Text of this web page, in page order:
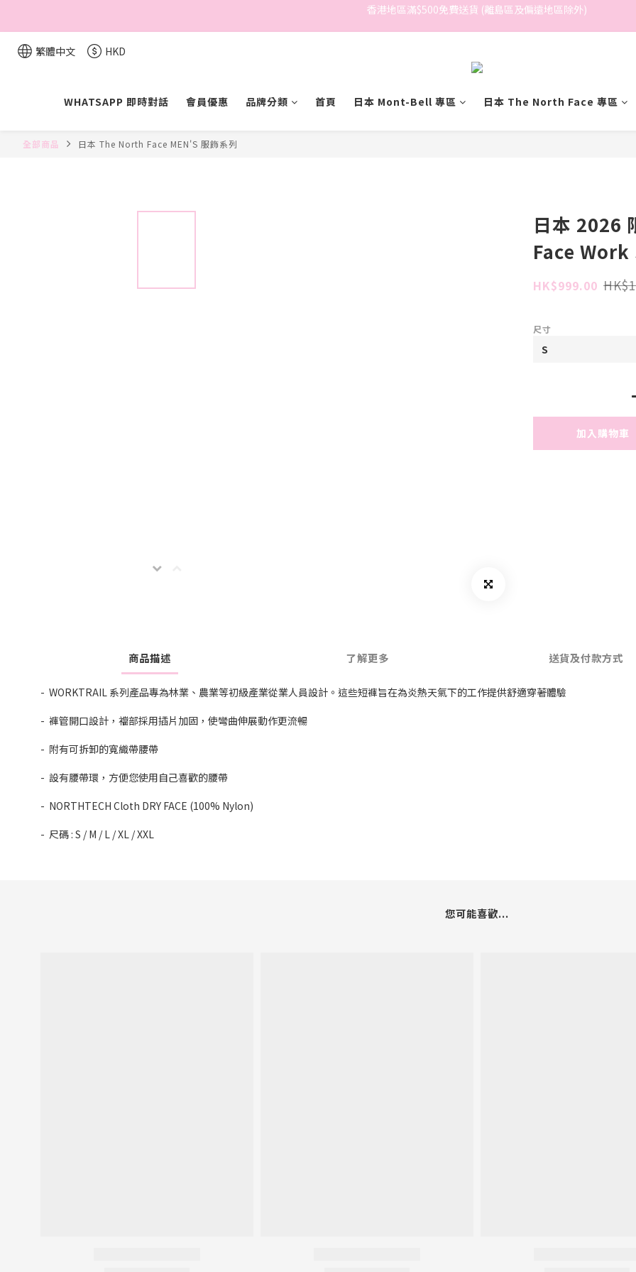
香港地區滿$500免費送貨 (離島區及偏遠地區除外)
BreeziB 會員享有額外折扣及積分優惠
香港地區滿$500免費送貨 (離島區及偏遠地區除外)
繁體中文 HKD
WHATSAPP 即時對話 會員優惠 品牌分類 首頁 日本 Mont-Bell 專區 日本 The North Face 專區
全部商品 日本 The North Face MEN'S 服飾系列
日本 2026
Face
HK$999.00
尺寸
加入購物車
商品描述 了解更多 送貨及付款方式
- WORKTRAIL 系列產品專為林業、農業等初級產業從業人員設計。這些短褲旨在為炎熱天氣下的工作提供舒適穿著體驗
- 褲管開口設計，襠部採用插片加固，使彎曲伸展動作更流暢
- 附有可拆卸的寬織帶腰帶
- 設有腰帶環，方便您使用自己喜歡的腰帶
- NORTHTECH Cloth DRY FACE (100% Nylon)
- 尺碼 : S / M / L / XL / XXL
您可能喜歡...